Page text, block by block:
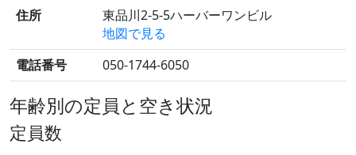
住所
東品川2-5-5ハーバーワンビル
地図で見る
電話番号
050-1744-6050
年齢別の定員と空き状況
定員数